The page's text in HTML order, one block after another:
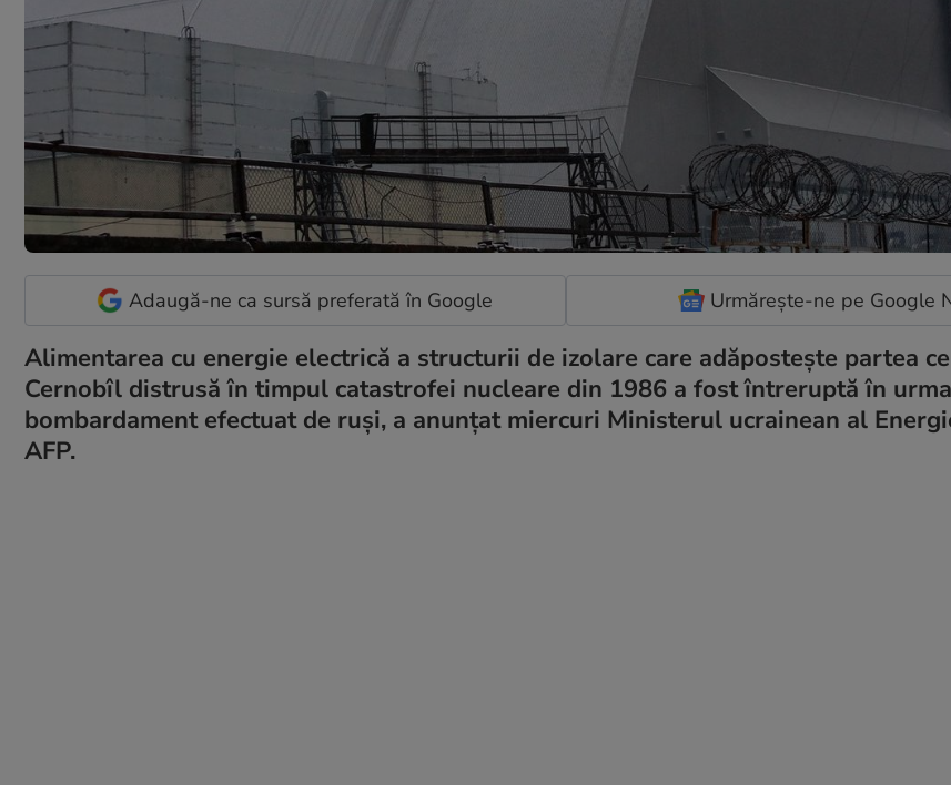
Adaugă-ne ca sursă preferată în Google Urmărește-ne pe Google
Alimentarea cu energie electrică a structurii de izolare care adăposteşte partea
Cernobîl distrusă în timpul catastrofei nucleare din 1986 a fost întreruptă în
bombardament efectuat de ruși, a anunţat miercuri Ministerul ucrainean al
AFP.